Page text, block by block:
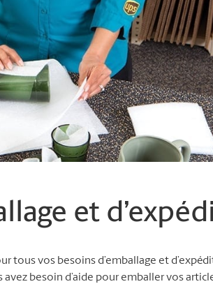
et
tous vos besoins d’emballage et
avez besoin d’aide pour emballer vos